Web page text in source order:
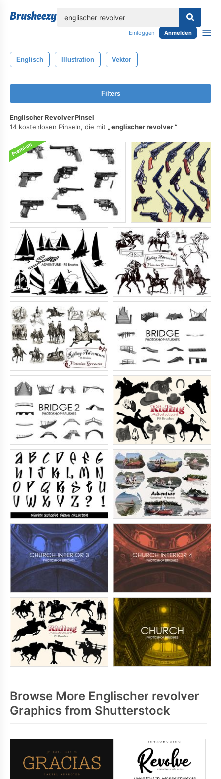
Einloggen Anmelden
Englisch Illustration Vektor
Filters
Englischer Revolver Pinsel
14 kostenlosen Pinseln, die mit
englischer revolver
Browse More Englischer revolver
Graphics from Shutterstock